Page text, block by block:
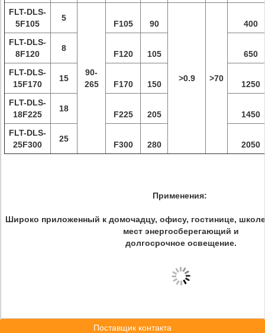
FLT-DLS-
5F105
5
90-
265
F105 90
>0.9 >70
400
FLT-DLS-
8F120
8
F120 105
650
FLT-DLS-
15F170
15
F170 150
1250
FLT-DLS-
18F225
18
F225 205
1450
FLT-DLS-
25F300
25
F300 280 2050
Применения:
Широко приложенный к домочадцу, офису, гостинице,
мест энергосберегающий и
долгосрочное освещение.
Поставщик контакта